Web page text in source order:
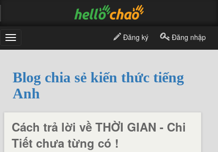
Toggle
navigation
Đăng ký Đăng nhập
Blog chia sẻ kiến thức tiếng
Anh
Cách trả lời về THỜI GIAN - Chi
Tiết chưa từng có !